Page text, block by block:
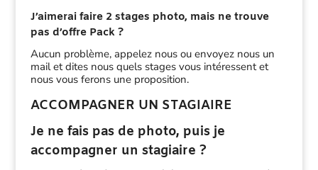
J’aimerai faire 2 stages photo, mais ne trouve
pas d’offre Pack ?
Aucun problème, appelez nous ou envoyez nous un
mail et dites nous quels stages vous intéressent et
nous vous ferons une proposition.
ACCOMPAGNER UN STAGIAIRE
Je ne fais pas de photo, puis je
accompagner un stagiaire ?